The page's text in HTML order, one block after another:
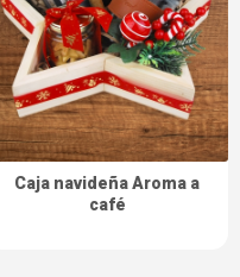
Caja navideña Aroma a
café